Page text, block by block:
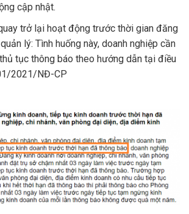
cập nhật.
trở lại hoạt động trước thời gian đăng
lý: Tình huống này, doanh nghiệp cần
tục thông báo theo hướng dẫn tại điều
2021/NĐ-CP